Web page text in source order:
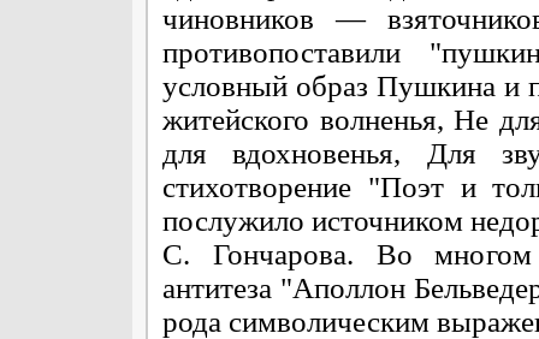
чиновников —
противопоставили
условный образ Пушкина и
житейского волненья, Не
для вдохновенья, Для
стихотворение "Поэт и
послужило источником
С. Гончарова. Во многом
антитеза "Аполлон
рода символическим